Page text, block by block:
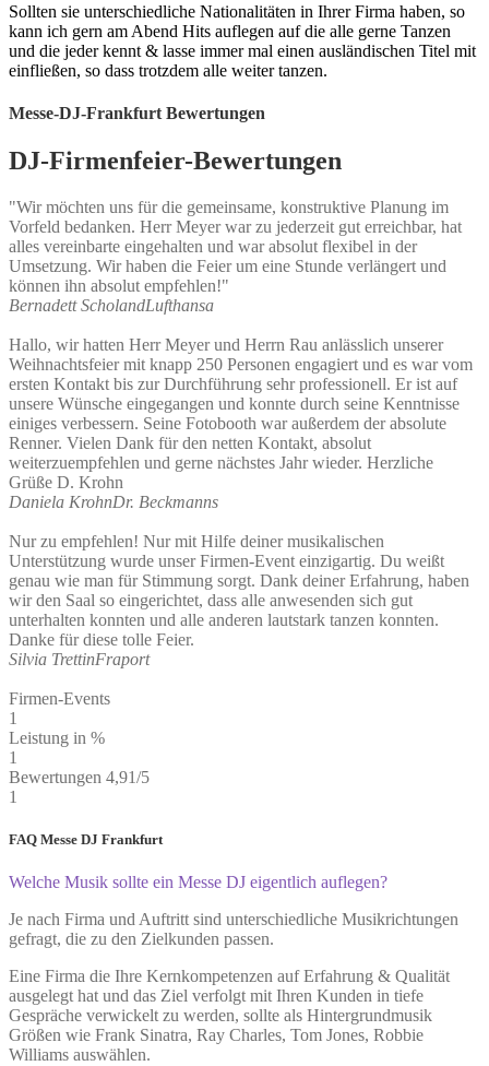
Sollten sie unterschiedliche Nationalitäten in Ihrer Firma haben, so
kann ich gern am Abend Hits auflegen auf die alle gerne Tanzen
und die jeder kennt & lasse immer mal einen ausländischen Titel mit
einfließen, so dass trotzdem alle weiter tanzen.
Messe-DJ-Frankfurt Bewertungen
DJ-Firmenfeier-Bewertungen
"Wir möchten uns für die gemeinsame, konstruktive Planung im
Vorfeld bedanken. Herr Meyer war zu jederzeit gut erreichbar, hat
alles vereinbarte eingehalten und war absolut flexibel in der
Umsetzung. Wir haben die Feier um eine Stunde verlängert und
können ihn absolut empfehlen!" ​
Bernadett ScholandLufthansa
Hallo, wir hatten Herr Meyer und Herrn Rau anlässlich unserer
Weihnachtsfeier mit knapp 250 Personen engagiert und es war vom
ersten Kontakt bis zur Durchführung sehr professionell. Er ist auf
unsere Wünsche eingegangen und konnte durch seine Kenntnisse
einiges verbessern. Seine Fotobooth war außerdem der absolute
Renner. Vielen Dank für den netten Kontakt, absolut
weiterzuempfehlen und gerne nächstes Jahr wieder. Herzliche
Grüße D. Krohn
Daniela KrohnDr. Beckmanns
Nur zu empfehlen! Nur mit Hilfe deiner musikalischen
Unterstützung wurde unser Firmen-Event einzigartig. Du weißt
genau wie man für Stimmung sorgt. Dank deiner Erfahrung, haben
wir den Saal so eingerichtet, dass alle anwesenden sich gut
unterhalten konnten und alle anderen lautstark tanzen konnten.
Danke für diese tolle Feier.
Silvia TrettinFraport
Firmen-Events
1
Leistung in %
1
Bewertungen 4,91/5
1
FAQ Messe DJ Frankfurt
Welche Musik sollte ein Messe DJ eigentlich auflegen?
Je nach Firma und Auftritt sind unterschiedliche Musikrichtungen
gefragt, die zu den Zielkunden passen.
Eine Firma die Ihre Kernkompetenzen auf Erfahrung & Qualität
ausgelegt hat und das Ziel verfolgt mit Ihren Kunden in tiefe
Gespräche verwickelt zu werden, sollte als Hintergrundmusik
Größen wie Frank Sinatra, Ray Charles, Tom Jones, Robbie
Williams auswählen.